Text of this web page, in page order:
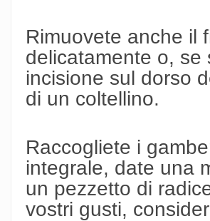
Rimuovete anche il
delicatamente o,
incisione sul dorso
di un coltellino.
Raccogliete i
integrale, date una
un pezzetto di
vostri gusti,